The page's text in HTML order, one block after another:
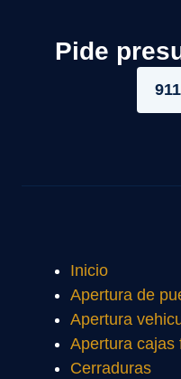
Pide
Inicio
Apertura de
Apertura
Apertura cajas
Cerraduras